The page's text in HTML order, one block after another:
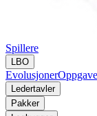
Spillere
LBO
Evolusjoner
Ledertavler
Pakker